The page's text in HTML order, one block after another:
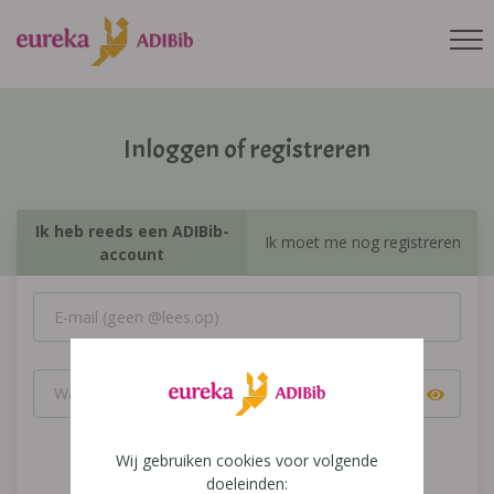
Inloggen of registreren
Ik heb reeds een ADIBib-
account
Ik moet me nog registreren
Inloggen
Wij gebruiken cookies voor volgende
doeleinden: